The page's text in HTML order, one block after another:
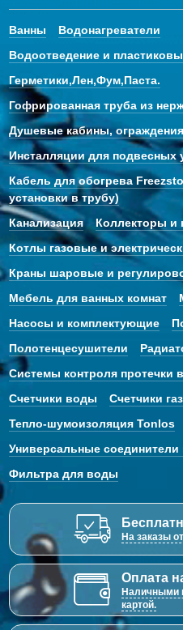
Ванны
Водонагреватели
Водоотведение и
Герметики,Лен,Фум,Паста.
Гофрированная труба из
Душевые кабины,
Инсталляции для подвесных
Кабель для обогрева
установки в трубу)
Канализация
Коллекторы и
Котлы газовые и
Краны шаровые и
Мебель для ванных комнат
Насосы и комплектующие
Полотенцесушители
Системы контроля протечки
Счетчики воды
Счетчики
Тепло-шумоизоляция Tonlos
Универсальные соединители
Фильтра для воды
На заказы
Оплата
Наличными
картой.